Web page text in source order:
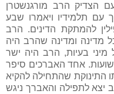
הצדיק הרב מורגנשטרן
עם תלמידיו ויאמרו שבע
להמתקת הדינים. הרב
מדינה ומדינה שהרב היה
מיני בעיות, הרב היה ישר
אחד האברכים סיפר
התינוקת שהתחילה להקיא
לתפילה והאברך ניגש